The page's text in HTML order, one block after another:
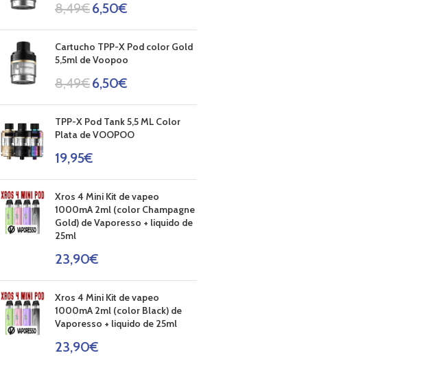
8,49€6,50€
Cartucho TPP-X Pod color Gold
5,5ml de Voopoo
8,49€6,50€
TPP-X Pod Tank 5,5 ML Color
Plata de VOOPOO
19,95€
Xros 4 Mini Kit de vapeo
1000mA 2ml (color Champagne
Gold) de Vaporesso + liquido de
25ml
23,90€
Xros 4 Mini Kit de vapeo
1000mA 2ml (color Black) de
Vaporesso + liquido de 25ml
23,90€